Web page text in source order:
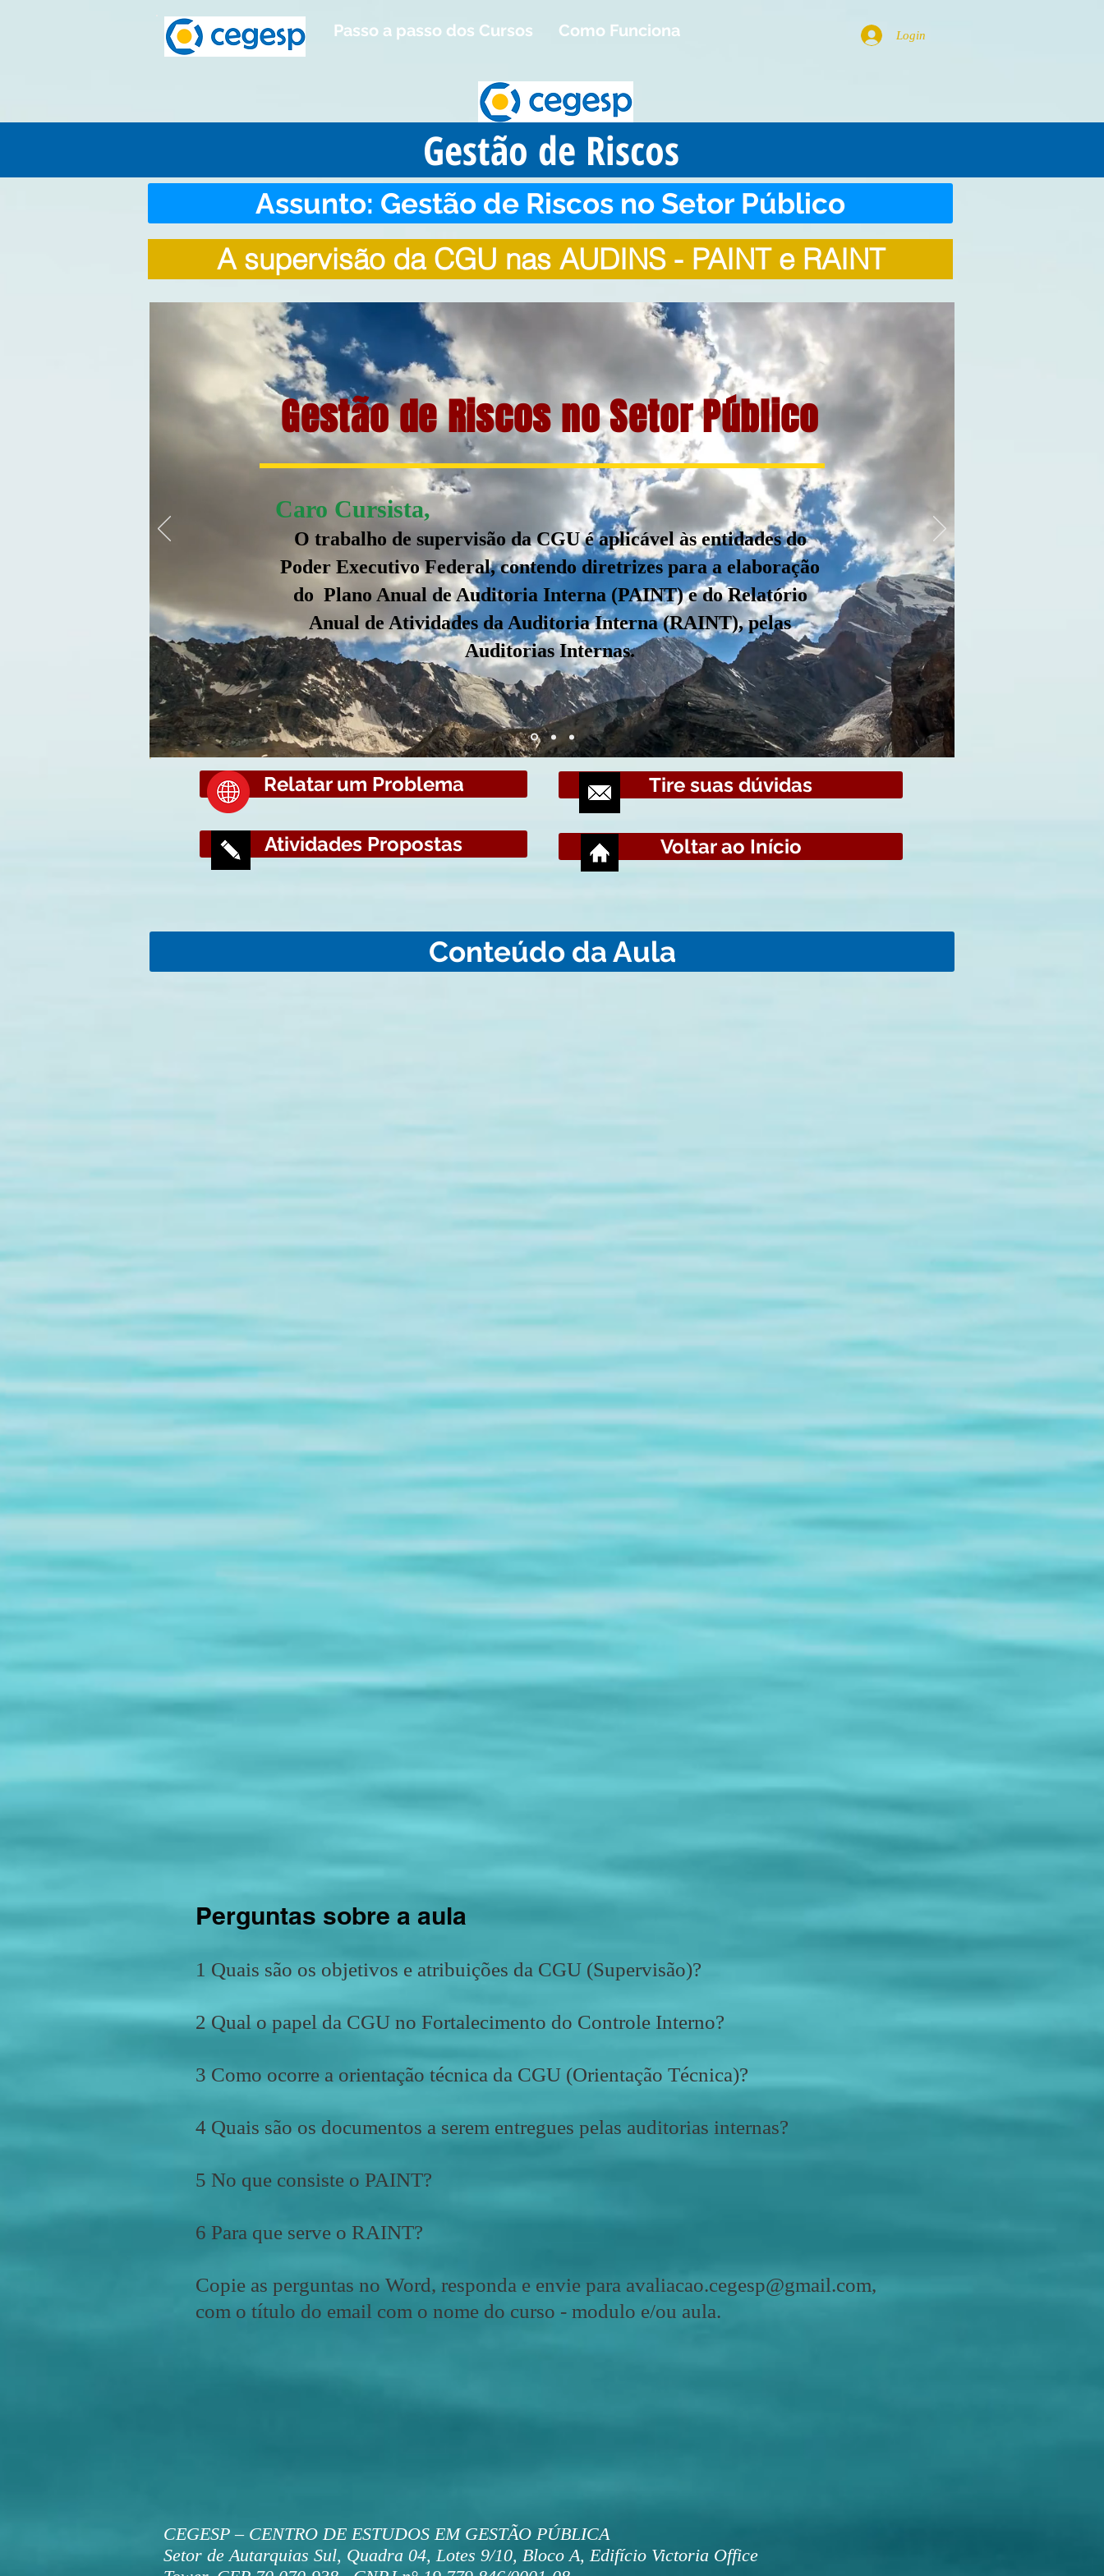
Passo a passo dos Cursos Como Funciona Login
Gestão de Riscos
Assunto: Gestão de Riscos no Setor Público
A supervisão da CGU nas AUDINS - PAINT e RAINT
Gestão de Riscos no Setor Público
Caro Cursista,
O trabalho de supervisão da CGU é aplicável às entidades do
Poder Executivo Federal, contendo diretrizes para a elaboração
do Plano Anual de Auditoria Interna (PAINT) e do Relatório
Anual de Atividades da Auditoria Interna (RAINT), pelas
Auditorias Internas.
Relatar um Problema
Atividades Propostas
Tire suas dúvidas
Voltar ao Início
Conteúdo da Aula
Perguntas sobre a aula
1 Quais são os objetivos e atribuições da CGU (Supervisão)?
2 Qual o papel da CGU no Fortalecimento do Controle Interno?
3 Como ocorre a orientação técnica da CGU (Orientação Técnica)?
4 Quais são os documentos a serem entregues pelas auditorias internas?
5 No que consiste o PAINT?
6 Para que serve o RAINT?
Copie as perguntas no Word, responda e envie para avaliacao.cegesp@gmail.com,
com o título do email com o nome do curso - modulo e/ou aula.
CEGESP – CENTRO DE ESTUDOS EM GESTÃO PÚBLICA
Setor de Autarquias Sul, Quadra 04, Lotes 9/10, Bloco A, Edifício Victoria Office